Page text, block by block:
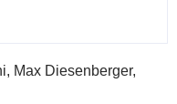
Max Diesenberger,